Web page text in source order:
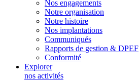
Nos engagements
Notre organisation
Notre histoire
Nos implantations
Communiqués
Rapports de gestion & DPEF
Conformité
Explorer
nos activités